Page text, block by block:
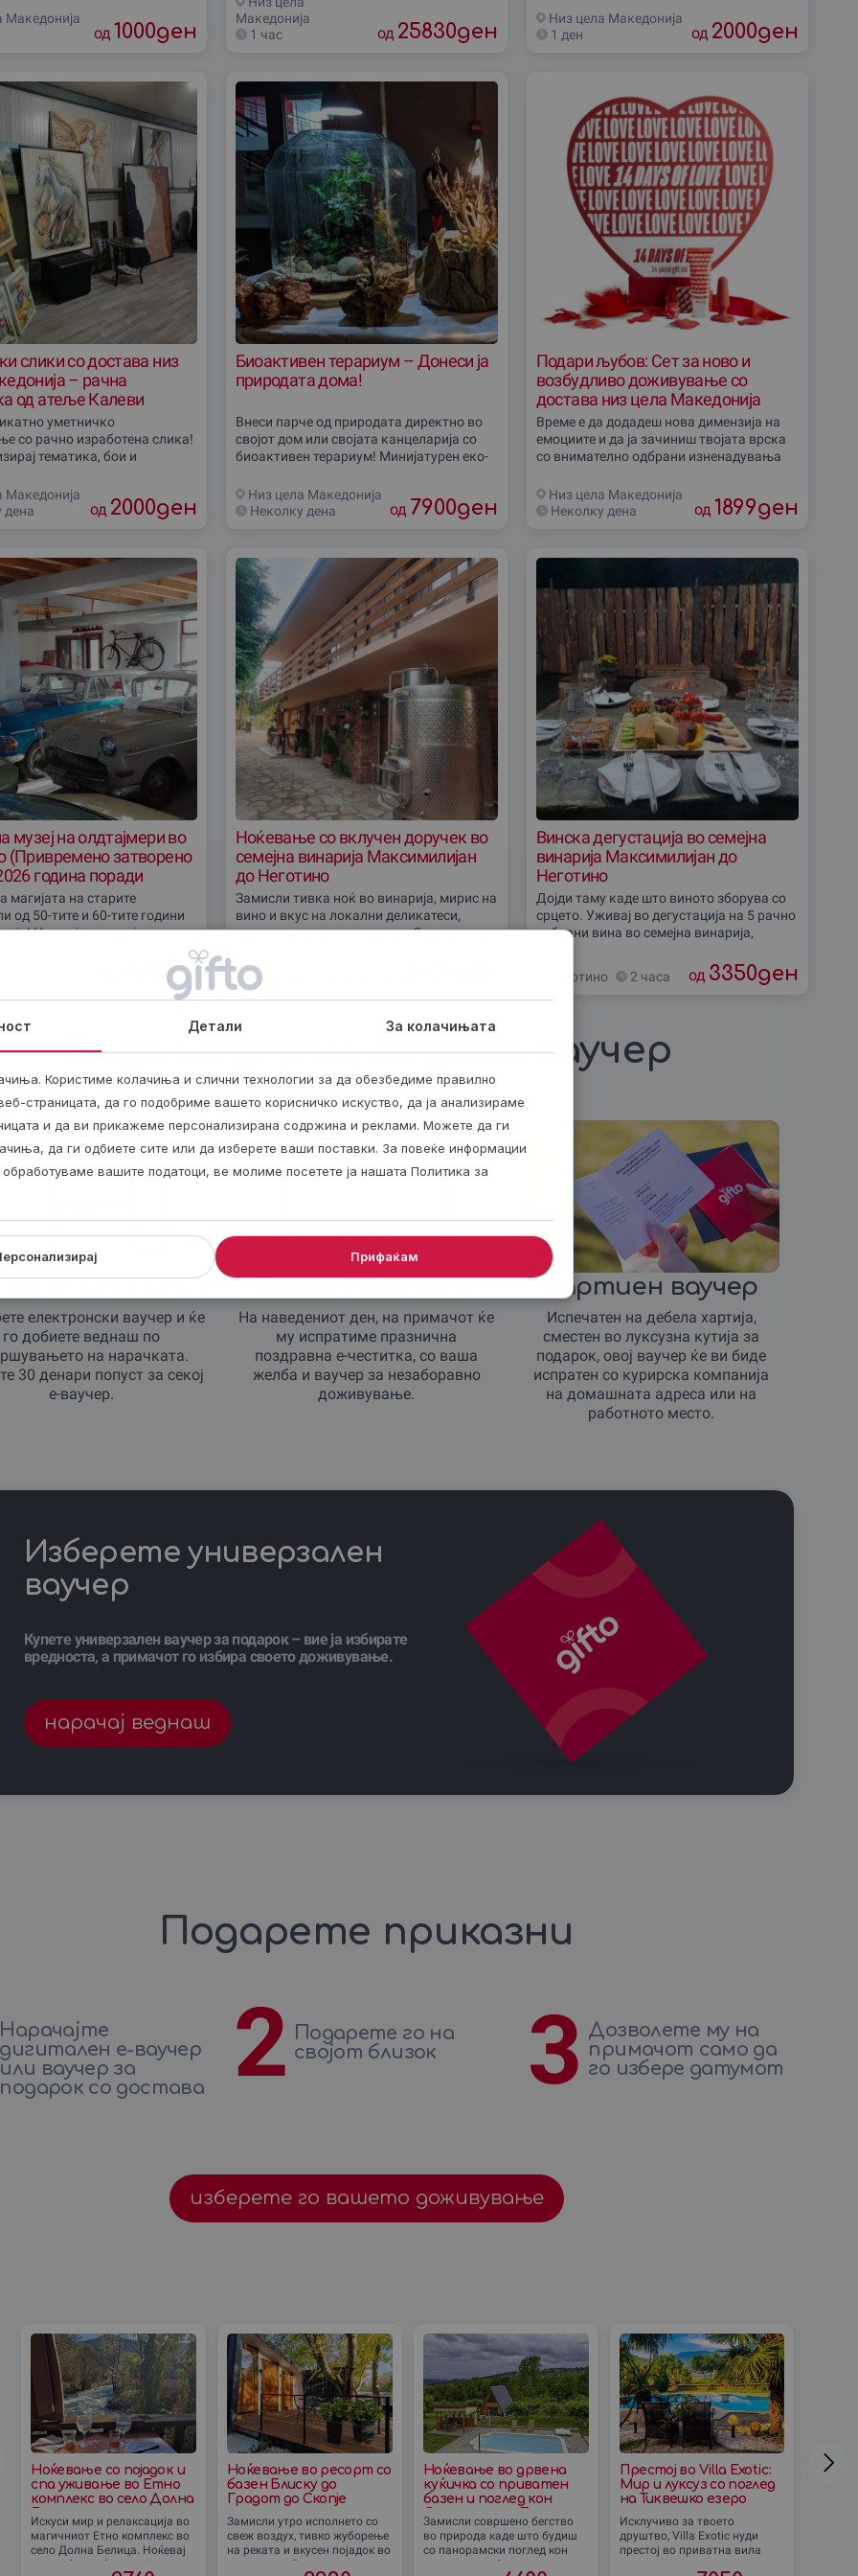
Македониjа
од 1000ден
Македониjа
1 час
од 25830ден
простор,
Низ цела Македониjа
1 ден
од 2000ден
слики со достава низ
– рачна
од атеље Калеви
уметничко
со рачно изработена слика!
тематика, бои и
секој дом или
Нарачај
Македониjа
дена
од 2000ден
Биоактивен терариум – Донеси ја
природата дома!
Внеси парче од природата директно во
својот дом или своjата канцелариjа со
биоактивен терариум! Минијатурен еко-
растенија и уникатен
Низ цела Македониjа
Неколку дена
од 7900ден
Подари љубов: Сет за ново и
возбудливо доживување со
достава низ цела Македонија
Време е да додадеш нова димензија на
емоциите и да ја зачиниш твојата врска
со внимателно одбрани изненадувања
доживување е создадено за оние кои
сакаат да
Низ цела Македониjа
Неколку дена
од 1899ден
музеј на олдтајмери во
(Привремено затворено
година поради
и преместување)
магијата на старите
од 50-тите и 60-тите години
Научи ја историјата на
рецепти. Резервирај сега иден
Ноќевање со вклучен доручек во
семејна винарија Максимилијан
до Неготино
Замисли тивка ноќ во винарија, мирис на
вино и вкус на локални деликатеси,
далеку од градската врева. Одмори се во
на тиквешкиот вински
Неготино
Винска дегустација во семејна
винарија Максимилијан до
Неготино
Дојди таму каде што виното зборува со
срцето. Уживај во дегустација на 5 рачно
избрани вина во семејна винарија,
деликатеси. Погледни зад кулисите на
Неготино 2 часа од 3350ден
Биди модерен, подари ваучер
пошта – 24/7!
електронски ваучер и ќе
го добиете веднаш по
на нарачката.
30 денари попуст за секој
е-ваучер.
E-mail честитка
На наведениот ден, на примачот ќе
му испратиме празнична
поздравна е-честитка, со ваша
желба и ваучер за незаборавно
доживување.
Хартиен ваучер
Испечатен на дебела хартија,
сместен во луксузна кутија за
подарок, овој ваучер ќе ви биде
испратен со курирска компанија
на домашната адреса или на
работното место.
Изберете универзален
ваучер
Купете универзален ваучер за подарок – вие ја избирате
вредноста, а примачот го избира своето доживување.
нарачај веднаш
Подарете приказни
Нарачајте
дигитален е-ваучер
или ваучер за
подарок со достава
2 Подарете го на
својот близок
3 Дозволете му на
примачот само да
го избере датумот
изберете го вашето доживување
Ноќевање со појадок и
спа уживање во Етно
комплекс во село Долна
Белица
Искуси мир и релаксација во
магичниот Етно комплекс во
село Долна Белица. Ноќевај
во удобна соба со појадок,
Ноќевање во ресорт со
базен Блиску до
Градот до Скопjе
Замисли утро исполнето со
свеж воздух, тивко жуборење
на реката и вкусен појадок во
природата. Во ресортот
Ноќевање во дрвена
куќичка со приватен
базен и поглед кон
Осоговските Планини
(Македонска Каменица)
Замисли совршено бегство
во природа каде што будиш
со панорамски поглед кон
прекрасните Осоговски
Престој во Villa Exotic:
Мир и луксуз со поглед
на Тиквешко езеро
Исклучиво за твоето
друштво, Villa Exotic нуди
престој во приватна вила
Детали За колачињата
Користиме колачиња и слични технологии за да обезбедиме правилно
страницата, да го подобриме вашето корисничко искуство, да ја анализираме
и да ви прикажеме персонализирана содржина и реклами. Можете да ги
да ги одбиете сите или да изберете ваши поставки. За повеќе информации
обработуваме вашите податоци, ве молиме посетете ја нашата Политика за
Прифаќам